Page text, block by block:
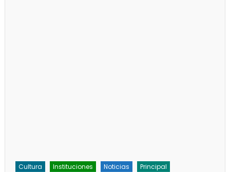
Cultura Instituciones Noticias Principal